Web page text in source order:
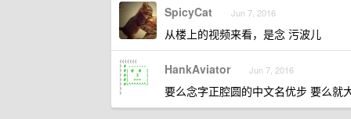
SpicyCat Jun 7, 2016
从楼上的视频来看，是念 污波儿
HankAviator Jun 7, 2016
要么念字正腔圆的中文名优步 要么就